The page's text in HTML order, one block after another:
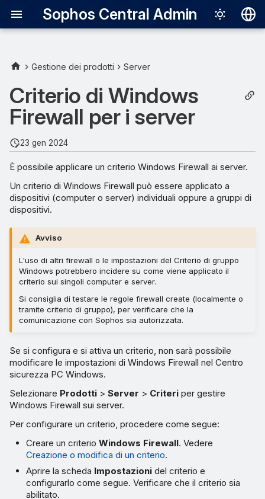
Sophos Central Admin
日本語
한국어
Português
Gestione dei prodotti Server
Criterio di Windows
Firewall per i server
23 gen 2024
È possibile applicare un criterio Windows Firewall ai server.
Un criterio di Windows Firewall può essere applicato a
dispositivi (computer o server) individuali oppure a gruppi di
dispositivi.
Avviso
L'uso di altri firewall o le impostazioni del Criterio di gruppo
Windows potrebbero incidere su come viene applicato il
criterio sui singoli computer e server.
Si consiglia di testare le regole firewall create (localmente o
tramite criterio di gruppo), per verificare che la
comunicazione con Sophos sia autorizzata.
Se si configura e si attiva un criterio, non sarà possibile
modificare le impostazioni di Windows Firewall nel Centro
sicurezza PC Windows.
Selezionare Prodotti > Server > Criteri per gestire
Windows Firewall sui server.
Per configurare un criterio, procedere come segue:
Creare un criterioWindows Firewall. Vedere
Creazione o modifica di un criterio.
Aprire la scheda Impostazioni del criterio e
configurarlo come segue. Verificare che il criterio sia
abilitato.